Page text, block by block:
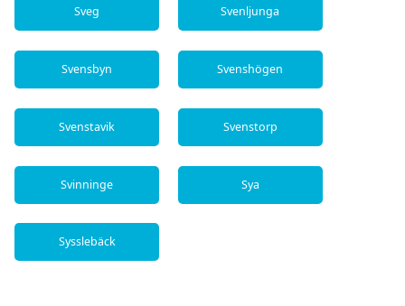
Sveg Svenljunga
Svensbyn Svenshögen
Svenstavik Svenstorp
Svinninge Sya
Sysslebäck